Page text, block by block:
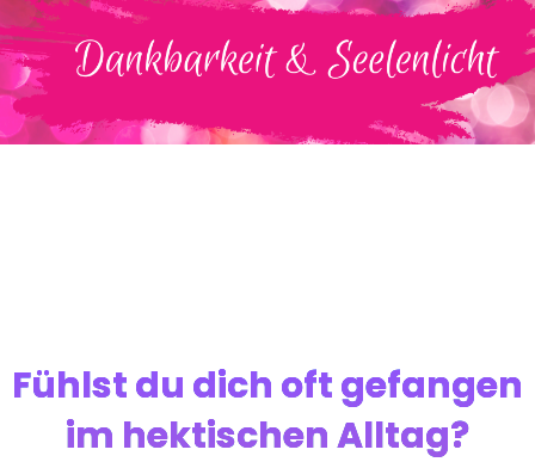
Fühlst du dich oft gefangen
im hektischen Alltag?